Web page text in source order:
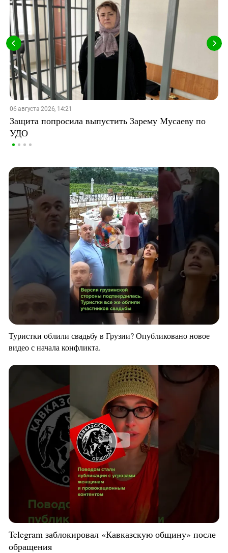
06 августа 2026, 14:21
Защита попросила выпустить Зарему Мусаеву по
УДО
Туристки облили свадьбу в Грузии? Опубликовано новое
видео с начала конфликта.
Telegram заблокировал «Кавказскую общину» после
обращения